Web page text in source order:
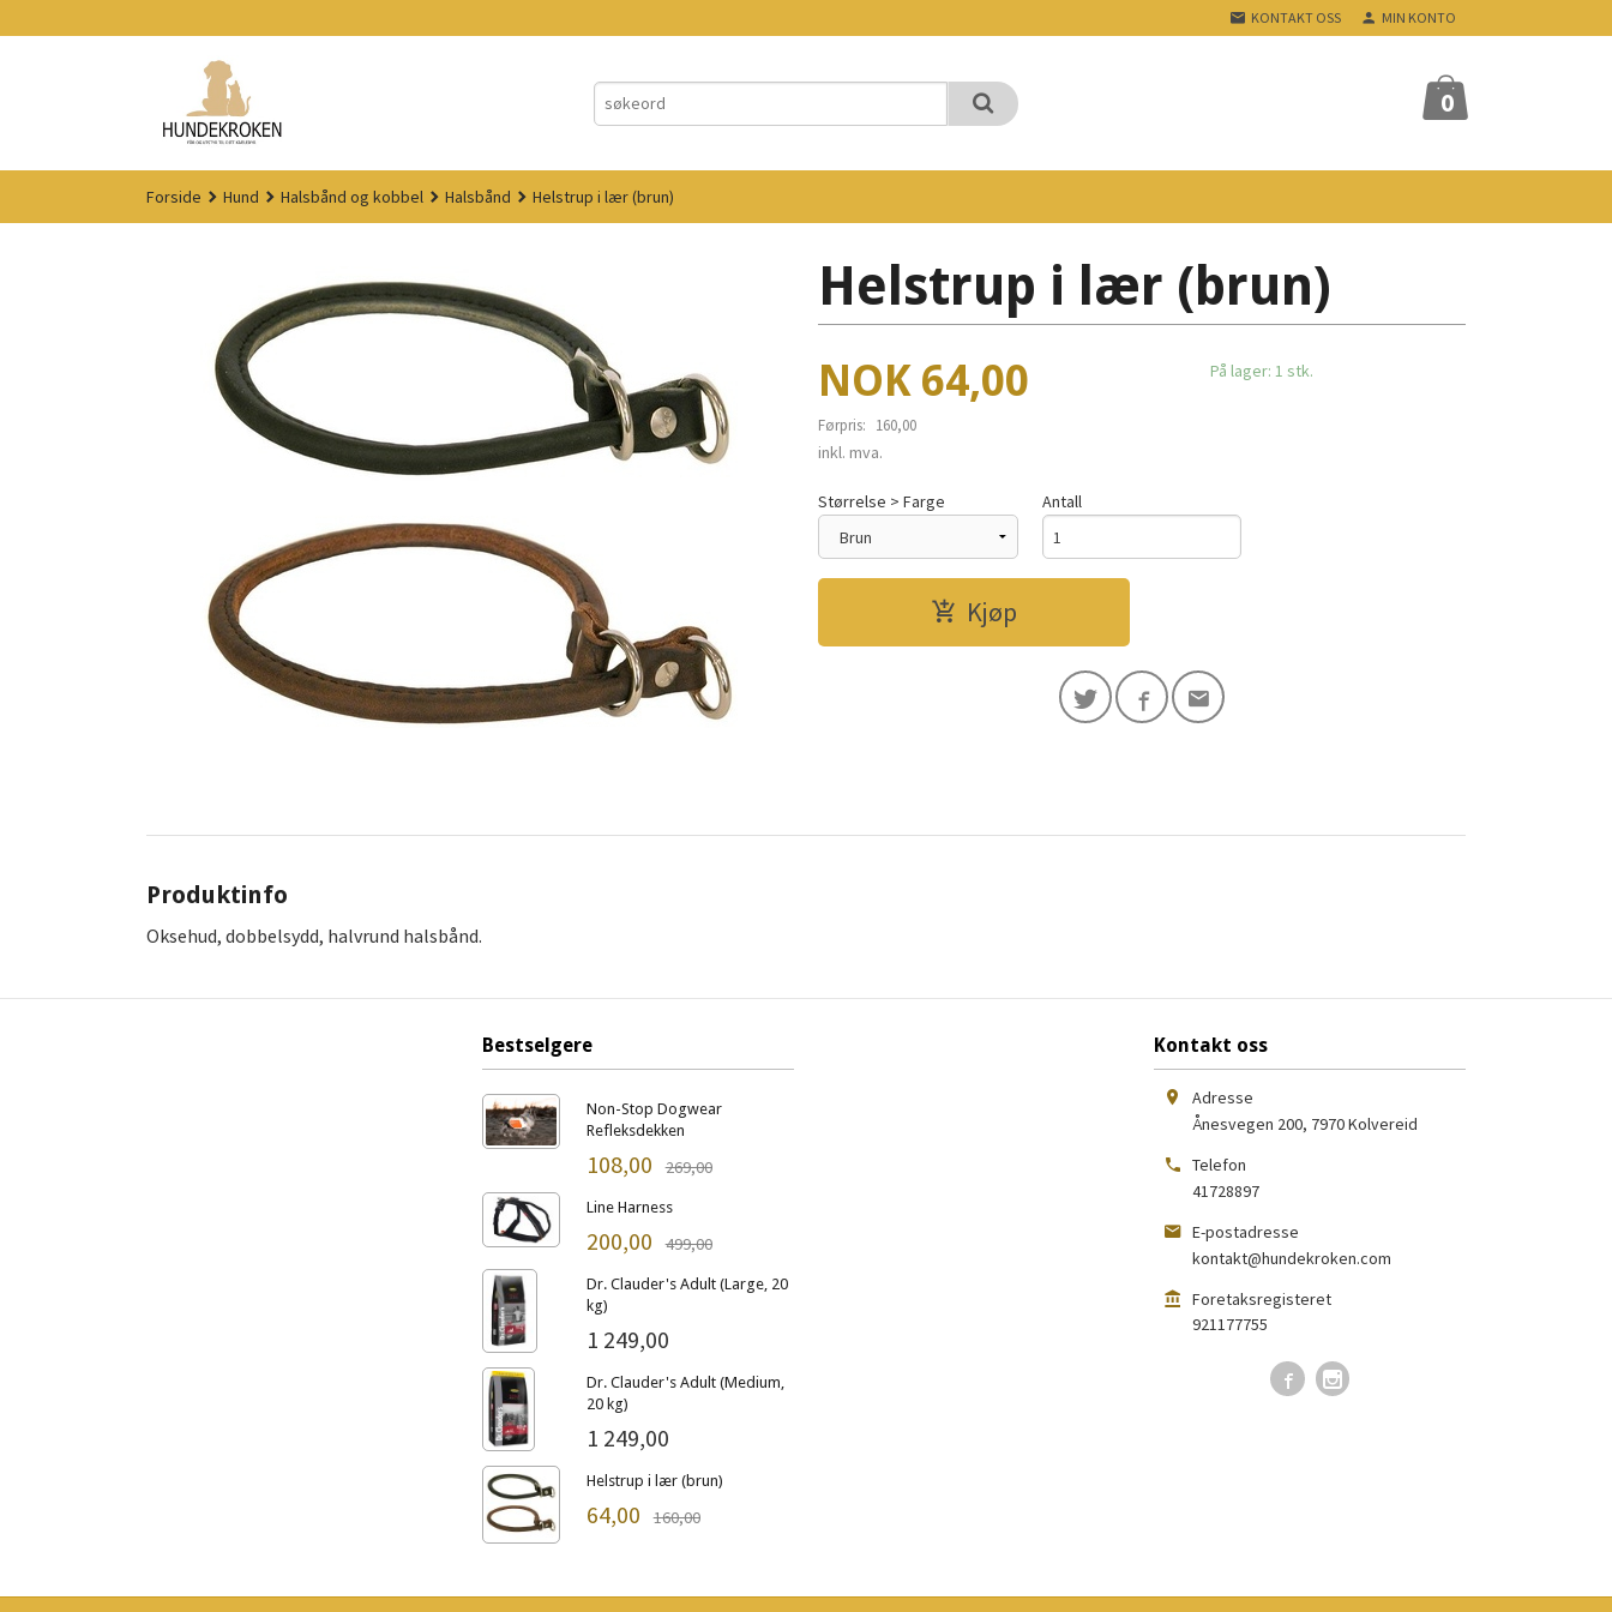
til
KONTAKT OSS MIN KONTO
0
Forside Hund Halsbånd og kobbel Halsbånd Helstrup i lær (brun)
Helstrup i lær (brun)
Tilbud
NOK 64,00
Førpris: 160,00
Rabatt
inkl. mva.
På lager: 1 stk.
Størrelse > Farge Antall
Kjøp
Produktinfo
Oksehud, dobbelsydd, halvrund halsbånd.
Bestselgere
Non-Stop Dogwear
Refleksdekken
108,00 269,00
Line Harness
200,00 499,00
Dr. Clauder's Adult (Large, 20
kg)
1 249,00
Dr. Clauder's Adult (Medium,
20 kg)
1 249,00
Helstrup i lær (brun)
64,00 160,00
Kontakt oss
Adresse
Ånesvegen 200, 7970Kolvereid
Telefon
41728897
E-postadresse
kontakt@hundekroken.com
Foretaksregisteret
921177755